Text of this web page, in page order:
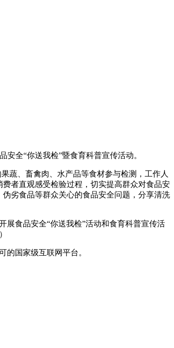
全“你送我检”暨食育科普宣传活动。
蔬、畜禽肉、水产品等食材参与检测，工作人
者直观感受检验过程，切实提高群众对食品安
劣食品等群众关心的食品安全问题，分享清洗
食品安全“你送我检”活动和食育科普宣传活
国家级互联网平台。